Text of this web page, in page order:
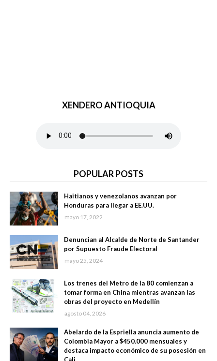
XENDERO ANTIOQUIA
POPULAR POSTS
Haitianos y venezolanos avanzan por
Honduras para llegar a EE.UU.
mayo 17, 2022
Denuncian al Alcalde de Norte de Santander
por Supuesto Fraude Electoral
mayo 25, 2024
Los trenes del Metro de la 80 comienzan a
tomar forma en China mientras avanzan las
obras del proyecto en Medellín
agosto 04, 2026
Abelardo de la Espriella anuncia aumento de
Colombia Mayor a $450.000 mensuales y
destaca impacto económico de su posesión en
Cali